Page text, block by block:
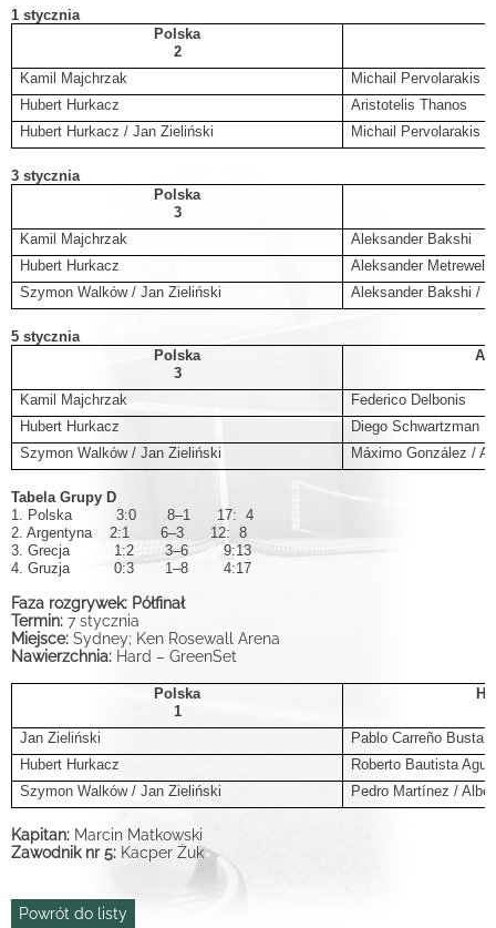
1 stycznia
Polska
2
Kamil Majchrzak
Michail Pervolarakis
Hubert Hurkacz
Aristotelis Thanos
Hubert Hurkacz / Jan Zieliński
Michail Pervolarakis /
3 stycznia
Polska
3
Kamil Majchrzak
Aleksander Bakshi
Hubert Hurkacz
Aleksander Metreweli
Szymon Walków / Jan Zieliński
Aleksander Bakshi /
5 stycznia
Polska
3
Kamil Majchrzak
Federico Delbonis
Hubert Hurkacz
Diego Schwartzman
Szymon Walków / Jan Zieliński
Máximo González /
Tabela Grupy D
1. Polska 3:0 8–1 17: 4
2. Argentyna 2:1 6–3 12: 8
3. Grecja 1:2 3–6 9:13
4. Gruzja 0:3 1–8 4:17
Faza rozgrywek: Półfinał
Termin: 7 stycznia
Miejsce: Sydney; Ken Rosewall Arena
Nawierzchnia: Hard – GreenSet
Polska
1
Jan Zieliński
Pablo Carreño Busta
Hubert Hurkacz
Roberto Bautista Agut
Szymon Walków / Jan Zieliński
Pedro Martínez /
Kapitan: Marcin Matkowski
Zawodnik nr 5: Kacper Żuk
Powrót do listy